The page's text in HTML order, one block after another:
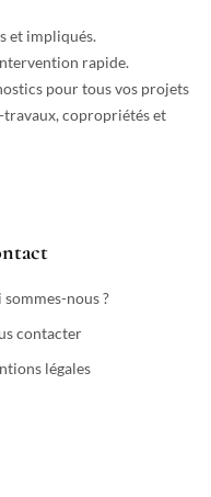
et impliqués.
rapide.
pour tous vos projets
copropriétés et
sommes-nous ?
contacter
légales